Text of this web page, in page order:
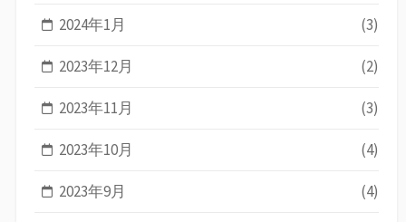
2024年1月 (3)
2023年12月 (2)
2023年11月 (3)
2023年10月 (4)
2023年9月 (4)